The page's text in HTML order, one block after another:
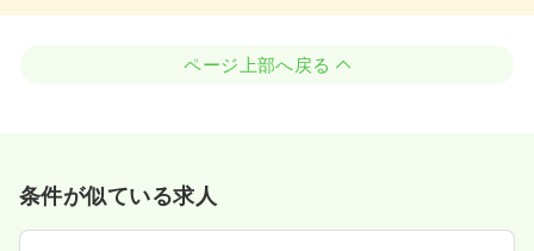
ページ上部へ戻る
条件が似ている求人